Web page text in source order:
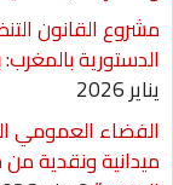
الدستورية
يناير 2026
الفضاء العمومي
ميدانية ونقدية